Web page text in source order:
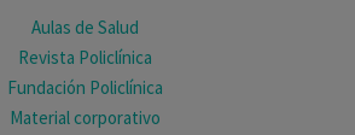
Aulas de Salud
Revista Policlínica
Fundación Policlínica
Material corporativo